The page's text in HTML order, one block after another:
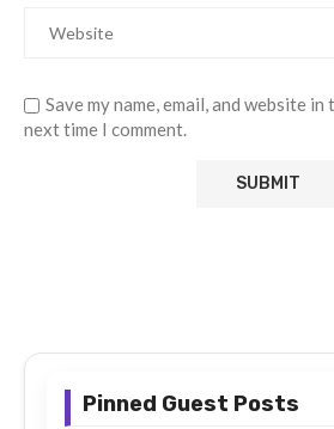
Save my name, email, and website
next time I comment.
Pinned Guest Posts